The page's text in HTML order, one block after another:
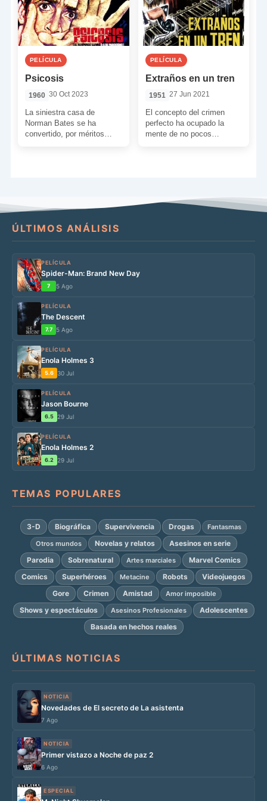
PELÍCULA
Psicosis
1960 30 Oct 2023
La siniestra casa de
Norman Bates se ha
convertido, por méritos
PELÍCULA
Extraños en un tren
1951 27 Jun 2021
El concepto del crimen
perfecto ha ocupado la
mente de no pocos
ÚLTIMOS ANÁLISIS
PELÍCULA
Spider-Man: Brand New Day
7 5 Ago
PELÍCULA
The Descent
7.7 5 Ago
PELÍCULA
Enola Holmes 3
5.6 30 Jul
PELÍCULA
Jason Bourne
6.5 29 Jul
PELÍCULA
Enola Holmes 2
6.2 29 Jul
TEMAS POPULARES
3-D Biográfica Supervivencia Drogas
Fantasmas
Otros mundos
Novelas y relatos
Asesinos en serie
Parodia
Sobrenatural Artes marciales
Marvel Comics
Comics
Superhéroes Metacine Robots
Videojuegos
Gore
Crimen Amistad Amor imposible
Shows y espectáculos Asesinos Profesionales
Adolescentes
Basada en hechos reales
ÚLTIMAS NOTICIAS
NOTICIA
Novedades de El secreto de La asistenta
7 Ago
NOTICIA
Primer vistazo a Noche de paz 2
6 Ago
ESPECIAL